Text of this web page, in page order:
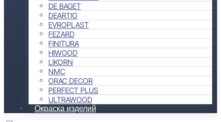
DE BAGET
DEARTIO
EVROPLAST
FEZARD
FINITURA
HIWOOD
LIKORN
NMC
ORAC DECOR
PERFECT PLUS
ULTRAWOOD
Окраска изделий